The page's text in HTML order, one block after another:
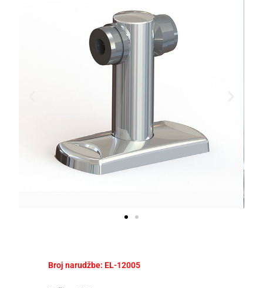
Broj narudžbe: EL-12005